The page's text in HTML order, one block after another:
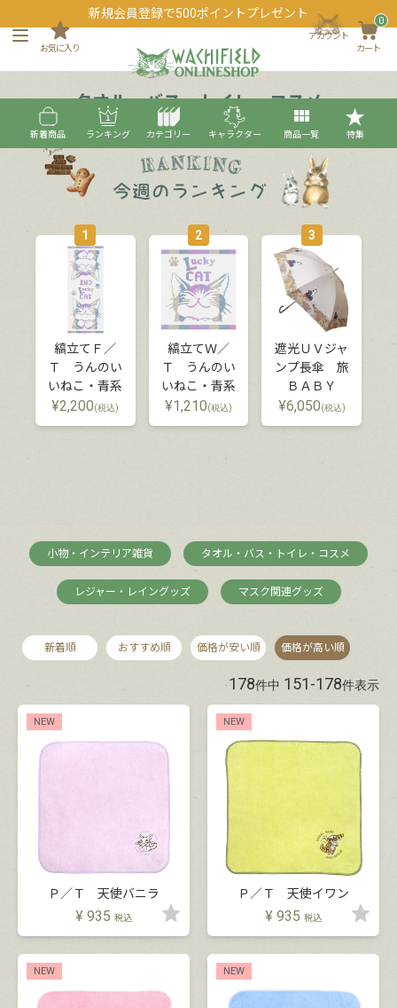
新規会員登録で500ポイントプレゼント
お気に入り
アカウント
カート
0
新着商品 ランキング カテゴリー キャラクター 商品一覧 特集
タオル・バス・トイレ・コスメ
1
縞立てＦ／
Ｔ うんのい
いねこ・青系
¥2,200(税込)
2
縞立てＷ／
Ｔ うんのい
いねこ・青系
¥1,210(税込)
3
遮光ＵＶジャ
ンプ長傘 旅
ＢＡＢＹ
¥6,050(税込)
小物・インテリア雑貨 タオル・バス・トイレ・コスメ
レジャー・レイングッズ マスク関連グッズ
新着順 おすすめ順 価格が安い順 価格が高い順
178件中 151-178件表示
NEW
Ｐ／Ｔ 天使バニラ
¥ 935 税込
NEW
Ｐ／Ｔ 天使イワン
¥ 935 税込
NEW NEW